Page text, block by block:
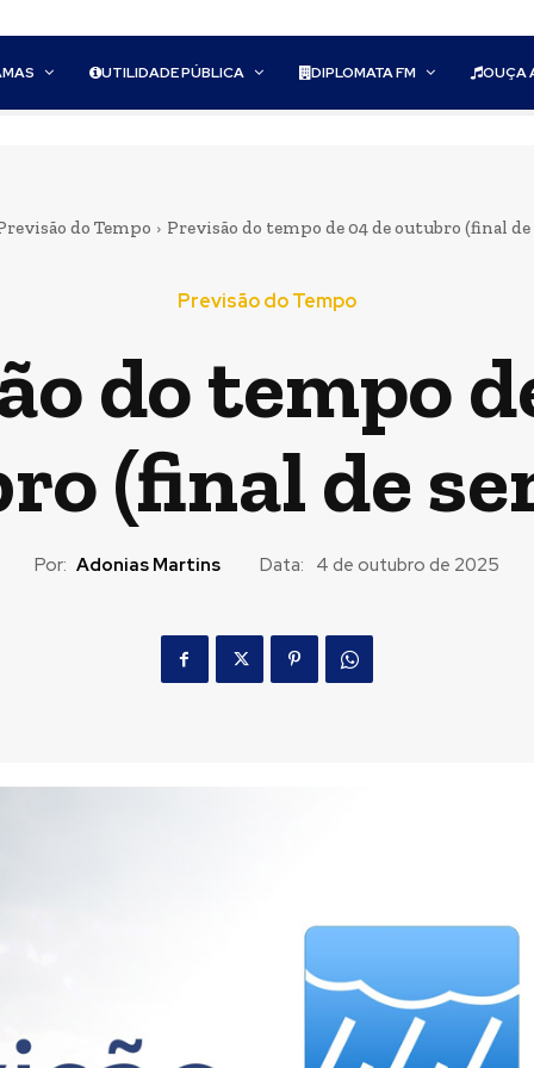
UTILIDADE PÚBLICA DIPLOMATA FM OUÇA
do Tempo Previsão do tempo de 04 de outubro (final de
Previsão do Tempo
do tempo
(final de
Por: Adonias Martins Data: 4 de outubro de 2025